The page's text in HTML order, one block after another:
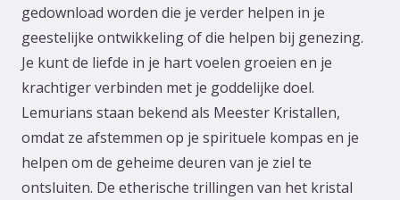
gedownload worden die je verder helpen in je
geestelijke ontwikkeling of die helpen bij genezing.
Je kunt de liefde in je hart voelen groeien en je
krachtiger verbinden met je goddelijke doel.
Lemurians staan bekend als Meester Kristallen,
omdat ze afstemmen op je spirituele kompas en je
helpen om de geheime deuren van je ziel te
ontsluiten. De etherische trillingen van het kristal